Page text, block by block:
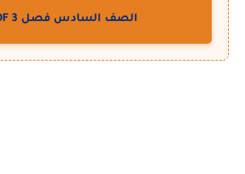
الصف السادس فصل 3 PDF